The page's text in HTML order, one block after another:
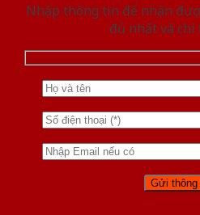
Nhập thông tin để nhận
đủ nhất và